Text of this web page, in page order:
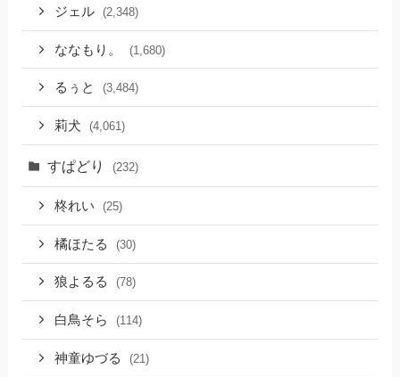
ジェル (2,348)
ななもり。 (1,680)
るぅと (3,484)
莉犬 (4,061)
すぱどり (232)
柊れい (25)
橘ほたる (30)
狼よるる (78)
白鳥そら (114)
神童ゆづる (21)